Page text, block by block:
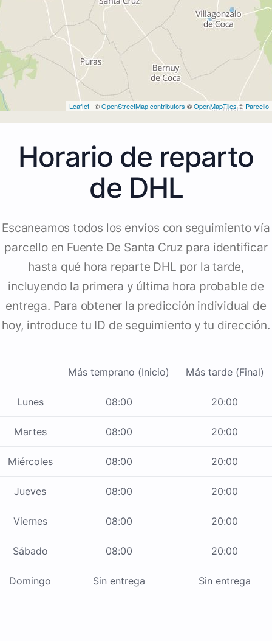
Leaflet | ©OpenStreetMap contributors ©OpenMapTiles© Parcello
Horario de reparto
de DHL
Escaneamos todos los envíos con seguimiento vía
parcello en Fuente De Santa Cruz para identificar
hasta qué hora reparte DHL por la tarde,
incluyendo la primera y última hora probable de
entrega. Para obtener la predicción individual de
hoy, introduce tu ID de seguimiento y tu dirección.
Más temprano (Inicio) Más tarde (Final)
Lunes 08:00 20:00
Martes 08:00 20:00
Miércoles 08:00 20:00
Jueves 08:00 20:00
Viernes 08:00 20:00
Sábado 08:00 20:00
Domingo Sin entrega Sin entrega